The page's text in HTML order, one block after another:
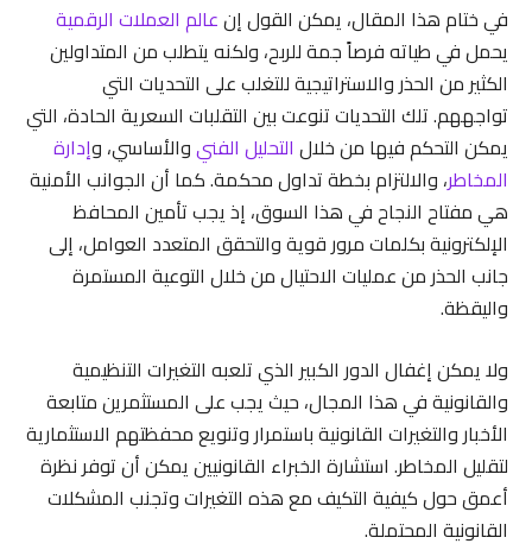
في ختام هذا المقال، يمكن القول إنعالم العملات الرقمية
يحمل في طياته فرصاً جمة للربح، ولكنه يتطلب من المتداولين
الكثير من الحذر والاستراتيجية للتغلب على التحديات التي
تواجههم. تلك التحديات تنوعت بين التقلبات السعرية الحادة، التي
يمكن التحكم فيها من خلال التحليل الفنيوالأساسي، وإدارة
المخاطر، والالتزام بخطة تداول محكمة. كما أن الجوانب الأمنية
هي مفتاح النجاح في هذا السوق، إذ يجب تأمين المحافظ
الإلكترونية بكلمات مرور قوية والتحقق المتعدد العوامل، إلى
جانب الحذر من عمليات الاحتيال من خلال التوعية المستمرة
واليقظة.
ولا يمكن إغفال الدور الكبير الذي تلعبه التغيرات التنظيمية
والقانونية في هذا المجال، حيث يجب على المستثمرين متابعة
الأخبار والتغيرات القانونية باستمرار وتنويع محفظتهم الاستثمارية
لتقليل المخاطر. استشارة الخبراء القانونيين يمكن أن توفر نظرة
أعمق حول كيفية التكيف مع هذه التغيرات وتجنب المشكلات
القانونية المحتملة.